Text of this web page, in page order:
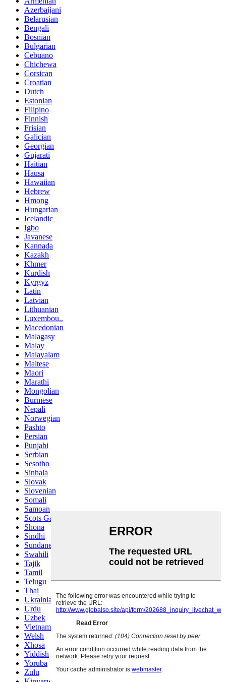
Azerbaijani
Belarusian
Bengali
Bosnian
Bulgarian
Cebuano
Chichewa
Corsican
Croatian
Dutch
Estonian
Filipino
Finnish
Frisian
Galician
Georgian
Gujarati
Haitian
Hausa
Hawaiian
Hebrew
Hmong
Hungarian
Icelandic
Igbo
Javanese
Kannada
Kazakh
Khmer
Kurdish
Kyrgyz
Latin
Latvian
Lithuanian
Luxembou..
Macedonian
Malagasy
Malay
Malayalam
Maltese
Maori
Marathi
Mongolian
Burmese
Nepali
Norwegian
Pashto
Persian
Punjabi
Serbian
Sesotho
Sinhala
Slovak
Slovenian
Somali
Samoan
Scots Gaelic
Shona
Sindhi
Sundanese
Swahili
Tajik
Tamil
Telugu
Thai
Ukrainian
Urdu
Uzbek
Vietnamese
Welsh
Xhosa
Yiddish
Yoruba
Zulu